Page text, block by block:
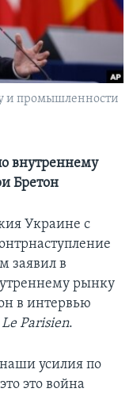
и промышленности
внутреннему
Бретон
Украине с
заявил в
рынку
в интервью
Le Parisien.
усилия по
это война